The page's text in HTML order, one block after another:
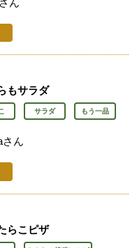
ん
録：
ント：
もサラダ
サラダ もう一品
さん
録：
ント：
らこピザ